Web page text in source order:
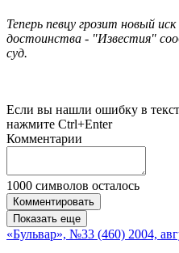
Теперь певцу грозит новый
достоинства - "Известия"
суд.
Если вы нашли ошибку в
нажмите Ctrl+Enter
Комментарии
1000 символов осталось
Комментировать
Показать еще
«Бульвар», №33 (460) 2004,